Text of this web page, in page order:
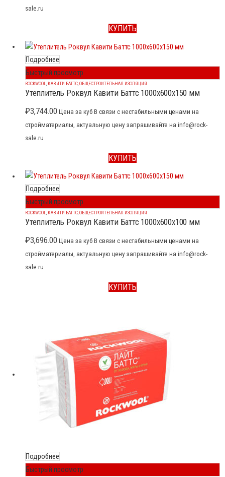
sale.ru
КУПИТЬ
Подробнее
Быстрый просмотр
ROCKWOOL КАВИТИ БАТТС ОБЩЕСТРОИТЕЛЬНАЯ ИЗОЛЯЦИЯ
Утеплитель Роквул Кавити Баттс 1000x600x150 мм
₽3,744.00 Цена за куб В связи с нестабильными ценами на
стройматериалы, актуальную цену запрашивайте на info@rock-
sale.ru
КУПИТЬ
Подробнее
Быстрый просмотр
ROCKWOOL, КАВИТИ БАТТС,ОБЩЕСТРОИТЕЛЬНАЯ ИЗОЛЯЦИЯ
Утеплитель Роквул Кавити Баттс 1000x600x100 мм
₽3,696.00 Цена за куб В связи с нестабильными ценами на
стройматериалы, актуальную цену запрашивайте на info@rock-
sale.ru
КУПИТЬ
Подробнее
Быстрый просмотр